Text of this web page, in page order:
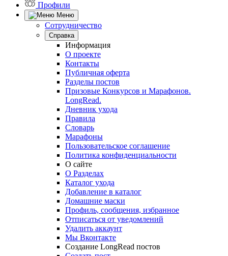
Профили
Меню
Сотрудничество
Справка
Информация
О проекте
Контакты
Публичная оферта
Разделы постов
Призовые Конкурсов и Марафонов.
LongRead.
Дневник ухода
Правила
Словарь
Марафоны
Пользовательское соглашение
Политика конфиденциальности
О сайте
О Разделах
Каталог ухода
Добавление в каталог
Домашние маски
Профиль, сообщения, избранное
Отписаться от уведомлений
Удалить аккаунт
Мы Вконтакте
Создание LongRead постов